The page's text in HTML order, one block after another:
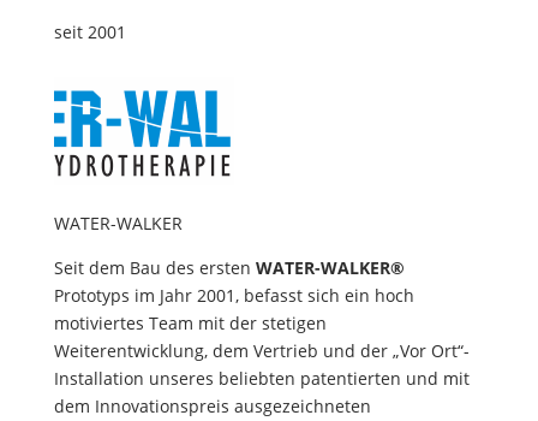
seit 2001
WATER-WALKER
Seit dem Bau des ersten WATER-WALKER®
Prototyps im Jahr 2001, befasst sich ein hoch
motiviertes Team mit der stetigen
Weiterentwicklung, dem Vertrieb und der „Vor Ort“-
Installation unseres beliebten patentierten und mit
dem Innovationspreis ausgezeichneten